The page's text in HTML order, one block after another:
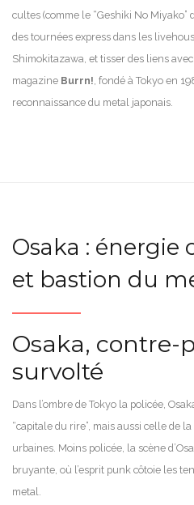
cultes (comme le “Geshiki No Miyako”
des tournées express dans les
Shimokitazawa, et tisser des liens
magazine Burrn! , fondé à Tokyo en
reconnaissance du metal japonais.
Osaka : énergie
et bastion du
Osaka, contre-
survolté
Dans l’ombre de Tokyo la policée,
“capitale du rire”, mais aussi celle de
urbaines. Moins policée, la scène
bruyante, où l’esprit punk côtoie les
metal.